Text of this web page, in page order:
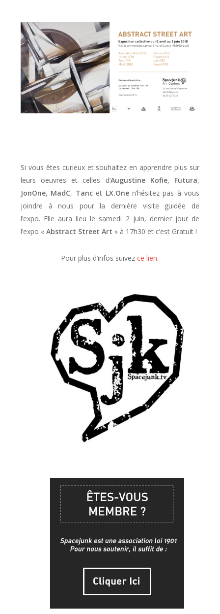
Si vous êtes curieux et souhaitez en apprendre plus sur
leurs oeuvres et celles d’Augustine Kofie, Futura,
JonOne, MadC, Tancet LX.Onen’hésitez pas à vous
joindre à nous pour la dernière visite guidée de
l’expo. Elle aura lieu le samedi 2 juin, dernier jour de
l’expo « Abstract Street Art » à 17h30 et c’est Gratuit !
Pour plus d’infos suivezce lien.